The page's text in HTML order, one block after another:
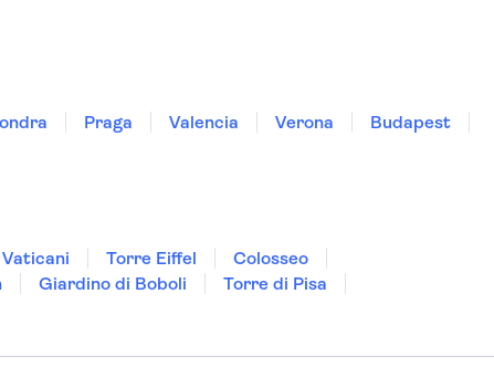
Praga Valencia Verona
Budapest
Torre Eiffel
Colosseo
Giardino di Boboli
Torre di Pisa